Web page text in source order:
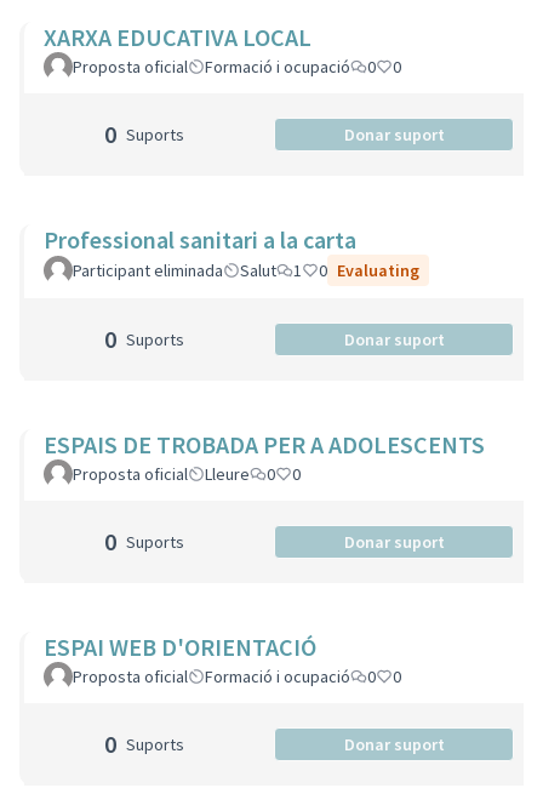
XARXA EDUCATIVA LOCAL
Proposta oficial Formació i ocupació 0 0
0 Suports Donar suport
Professional sanitari a la carta
Participant eliminada Salut 1 0 Evaluating
0 Suports Donar suport
ESPAIS DE TROBADA PER A ADOLESCENTS
Proposta oficial Lleure 0 0
0 Suports Donar suport
ESPAI WEB D'ORIENTACIÓ
Proposta oficial Formació i ocupació 0 0
0 Suports Donar suport